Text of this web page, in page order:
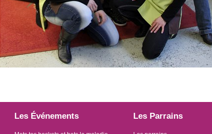
Les Événements Les Parrains